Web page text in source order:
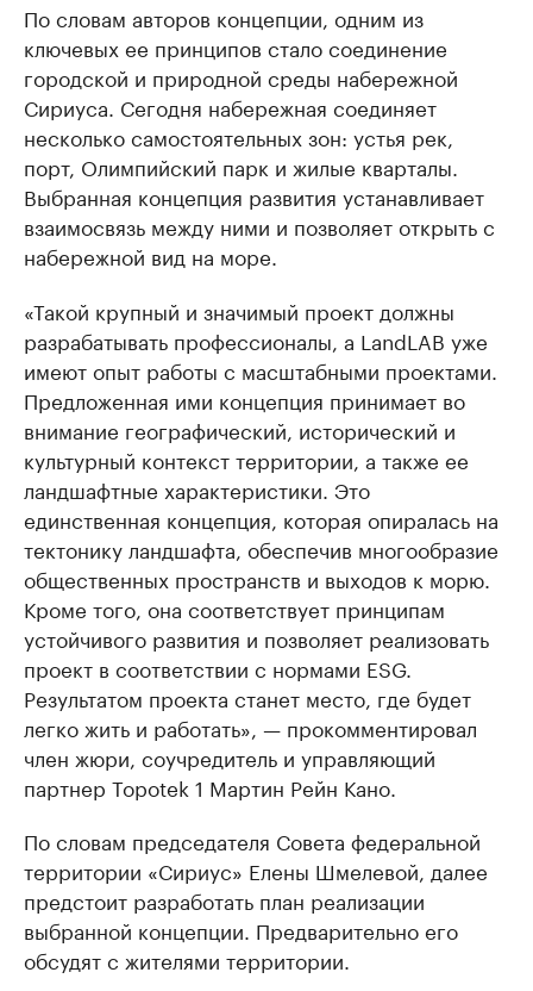
По словам авторов концепции, одним из
ключевых ее принципов стало соединение
городской и природной среды набережной
Сириуса. Сегодня набережная соединяет
несколько самостоятельных зон: устья рек,
порт, Олимпийский парк и жилые кварталы.
Выбранная концепция развития устанавливает
взаимосвязь между ними и позволяет открыть с
набережной вид на море.
«Такой крупный и значимый проект должны
разрабатывать профессионалы, а LandLAB уже
имеют опыт работы с масштабными проектами.
Предложенная ими концепция принимает во
внимание географический, исторический и
культурный контекст территории, а также ее
ландшафтные характеристики. Это
единственная концепция, которая опиралась на
тектонику ландшафта, обеспечив многообразие
общественных пространств и выходов к морю.
Кроме того, она соответствует принципам
устойчивого развития и позволяет реализовать
проект в соответствии с нормами ESG.
Результатом проекта станет место, где будет
легко жить и работать», — прокомментировал
член жюри, соучредитель и управляющий
партнер Topotek 1 Мартин Рейн Кано.
По словам председателя Совета федеральной
территории «Сириус» Елены Шмелевой, далее
предстоит разработать план реализации
выбранной концепции. Предварительно его
обсудят с жителями территории.